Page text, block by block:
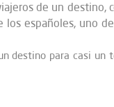
de un destino,
españoles, uno
destino para casi